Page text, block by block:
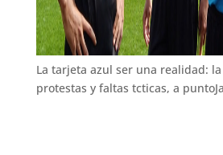
Wenger poda estar sobre la
asamblea de la IFAB a celebrar
La tarjeta azul ser una realidad:
protestas y faltas tcticas, a punto